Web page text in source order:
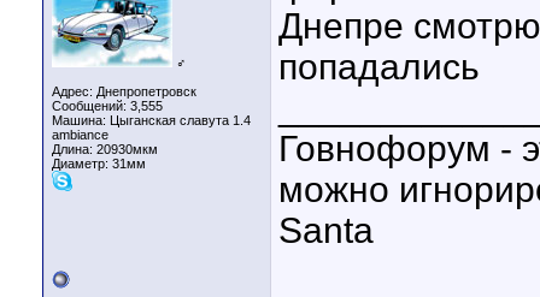
♂
Адрес: Днепропетровск
Сообщений: 3,555
Машина: Цыганская славута 1.4
ambiance
Длина: 20930мкм
Диаметр: 31мм
Днепре
попадались
Говнофорум -
можно
Santa